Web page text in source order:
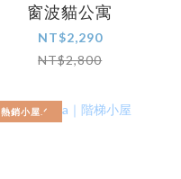
窗波貓公寓
NT$2,290
NT$2,800
熱銷小屋.ᐟ